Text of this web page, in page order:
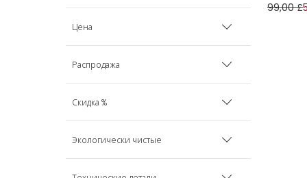
Розовый
Белый
Джинсовые
Хлопок
Цена
Распродажа
Только товары со скидкой
Скрыть товары со скидкой
Скидка %
30%
50%
Экологически чистые
99,00 £